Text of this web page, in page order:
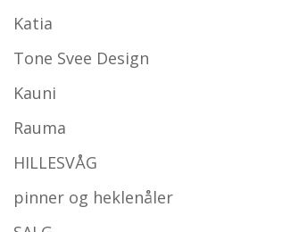
Katia
Tone Svee Design
Kauni
Rauma
HILLESVÅG
pinner og heklenåler